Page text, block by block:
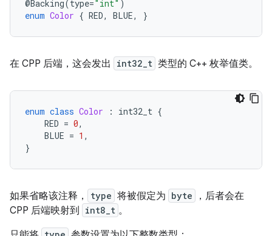
@Backing( type="int" )
enum Color { RED, BLUE, }
在 CPP 后端，这会发出 int32_t 类型的 C++ 枚举值类。
enum class Color : int32_t {
RED = 0,
BLUE = 1 ,
}
如果省略该注释， type 将被假定为 byte
，后者会在
CPP 后端映射到
int8_t 。